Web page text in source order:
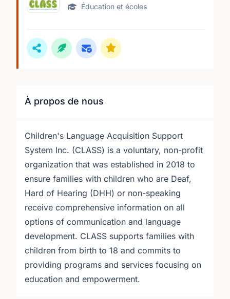
Éducation et écoles
À propos de nous
Children's Language Acquisition Support
System Inc. (CLASS) is a voluntary, non-profit
organization that was established in 2018 to
ensure families with children who are Deaf,
Hard of Hearing (DHH) or non-speaking
receive comprehensive information on all
options of communication and language
development. CLASS supports families with
children from birth to 18 and commits to
providing programs and services focusing on
education and empowerment.